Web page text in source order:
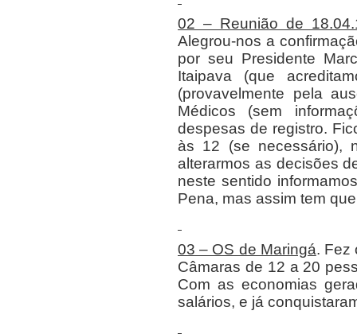
02 – Reunião de
Alegrou-nos a
por seu Presidente
Itaipava (que
(provavelmente pela
Médicos (sem
despesas de registro.
às 12 (se necessário),
alterarmos as decisões
neste sentido
Pena, mas assim tem
03 – OS de Maringá. Fez
Câmaras de 12 a 20
Com as economias
salários, e já